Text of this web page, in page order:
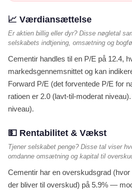
📈 Værdiansættelse
Er aktien billig eller dyr? Disse nøgletal
selskabets indtjening, omsætning og
Cementir handles til en P/E på 12.4,
markedsgennemsnittet og kan
Forward P/E (det forventede P/E for
ratioen er 2.0 (lavt-til-moderat
niveau).
💵 Rentabilitet & Vækst
Tjener selskabet penge? Disse tal viser
omdanne omsætning og kapital til
Cementir har en overskudsgrad
der bliver til overskud) på 5.9% —